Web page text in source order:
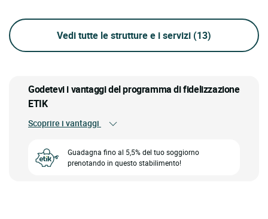
Vedi tutte le strutture e i servizi (13)
Godetevi i vantaggi del programma di fidelizzazione
ETIK
Scoprire i vantaggi
Guadagna fino al 5,5% del tuo soggiorno
prenotando in questo stabilimento!